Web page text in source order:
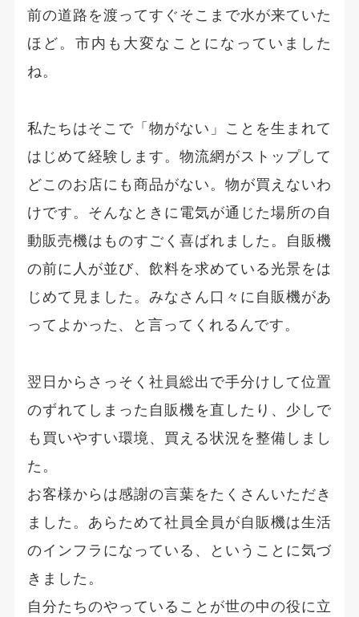
前の道路を渡ってすぐそこまで水が来ていた
ほど。市内も大変なことになっていました
ね。
私たちはそこで「物がない」ことを生まれて
はじめて経験します。物流網がストップして
どこのお店にも商品がない。物が買えないわ
けです。そんなときに電気が通じた場所の自
動販売機はものすごく喜ばれました。自販機
の前に人が並び、飲料を求めている光景をは
じめて見ました。みなさん口々に自販機があ
ってよかった、と言ってくれるんです。
翌日からさっそく社員総出で手分けして位置
のずれてしまった自販機を直したり、少しで
も買いやすい環境、買える状況を整備しまし
た。
お客様からは感謝の言葉をたくさんいただき
ました。あらためて社員全員が自販機は生活
のインフラになっている、ということに気づ
きました。
自分たちのやっていることが世の中の役に立